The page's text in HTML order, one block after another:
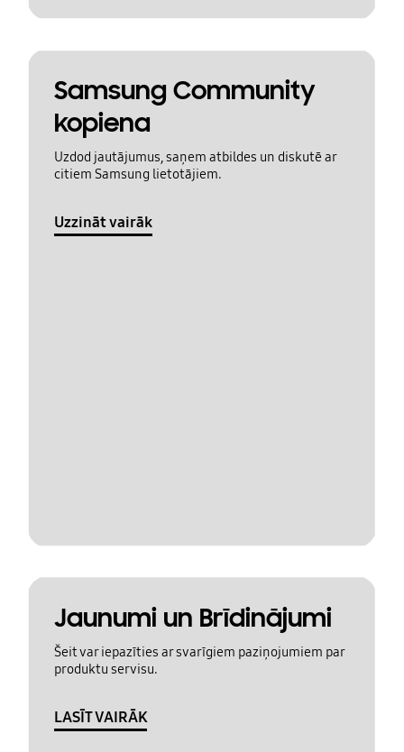
Samsung Community
kopiena
Uzdod jautājumus, saņem atbildes un diskutē ar
citiem Samsung lietotājiem.
Uzzināt vairāk
Jaunumi un Brīdinājumi
Šeit var iepazīties ar svarīgiem paziņojumiem par
produktu servisu.
LASĪT VAIRĀK